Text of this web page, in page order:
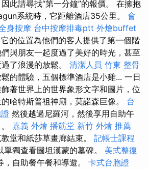
此請尋找“第一分鐘”的報價。 在擁抱
系統時，它距離酒店35公里。 會
身按摩 台中按摩排毒ptt 外燴buffet
它的位置為他們的客人提供了第一個階
與朋友一起度過了美好的時光，甚至
了浪漫的放鬆。 清潔人員 竹東 整骨
的體驗，五個標準酒店是小雞... 一日
著世界上的世界象形文字和圖片，位
哈特斯普祖神廟，莫諾森巨像。 台
然後越過尼羅河，然後享用自助午
嘉義 外燴 播筋堂 新竹 外燴 推薦
堂和紙莎草畫廊結束。 記帳士課程
單獨查看圖坦漢蒙的墓碑。 美式整復
，自助餐午餐和導遊。 卡式台胞證